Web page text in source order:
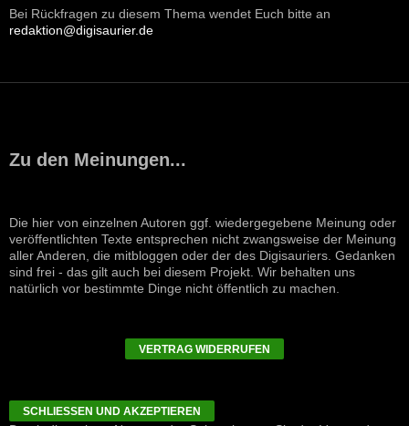
Bei Rückfragen zu diesem Thema wendet Euch bitte an
redaktion@digisaurier.de
Zu den Meinungen...
Die hier von einzelnen Autoren ggf. wiedergegebene Meinung oder
veröffentlichten Texte entsprechen nicht zwangsweise der Meinung
aller Anderen, die mitbloggen oder der des Digisauriers. Gedanken
sind frei - das gilt auch bei diesem Projekt. Wir behalten uns
natürlich vor bestimmte Dinge nicht öffentlich zu machen.
VERTRAG WIDERRUFEN